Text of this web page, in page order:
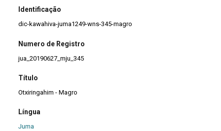
Identificação
dic-kawahiva-juma1249-wns-345-magro
Numero de Registro
jua_20190627_mju_345
Título
Otxiringahim - Magro
Língua
Juma